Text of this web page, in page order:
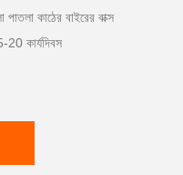
কাঠের বাইরের বাক্স
20 কার্যদিবস